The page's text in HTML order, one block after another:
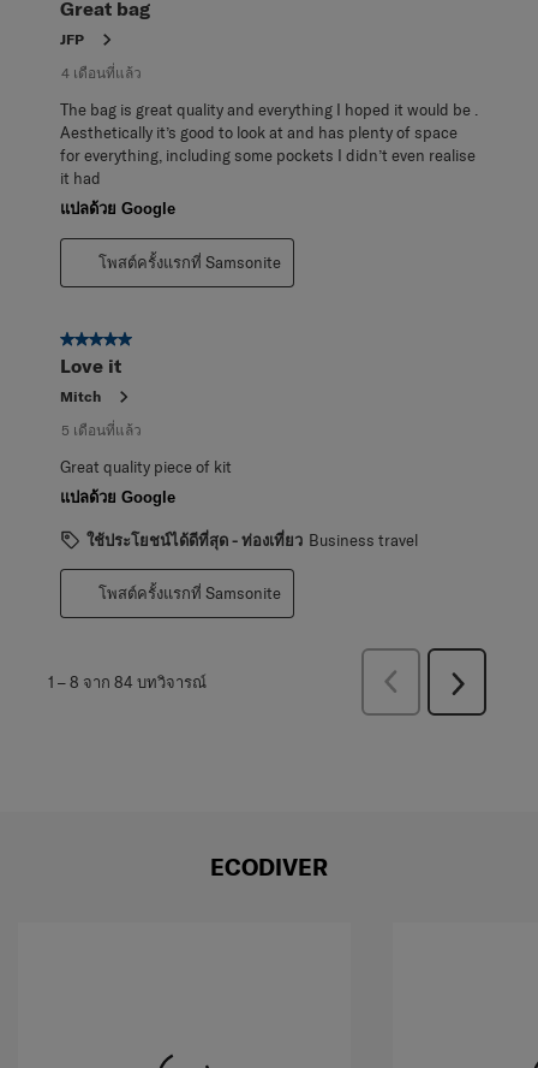
Great bag
JFP
4 เดือนที่แล้ว
The bag is great quality and everything I hoped it would be .
Aesthetically it’s good to look at and has plenty of space
for everything, including some pockets I didn’t even realise
it had
แปลด้วย Google
โพสต์ครั้งแรกที่ Samsonite
5 จาก 5 ดาว
Love it
Mitch
5 เดือนที่แล้ว
Great quality piece of kit
แปลด้วย Google
ใช้ประโยชน์ได้ดีที่สุด - ท่องเที่ยว Business travel
โพสต์ครั้งแรกที่ Samsonite
1 –8 จาก 84 บทวิจารณ์
ก่อน
ถัด
ECODIVER